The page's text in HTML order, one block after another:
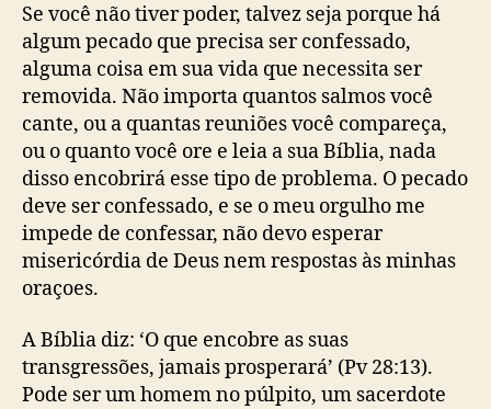
Se você não tiver poder, talvez seja porque há
algum pecado que precisa ser confessado,
alguma coisa em sua vida que necessita ser
removida. Não importa quantos salmos você
cante, ou a quantas reuniões você compareça,
ou o quanto você ore e leia a sua Bíblia, nada
disso encobrirá esse tipo de problema. O pecado
deve ser confessado, e se o meu orgulho me
impede de confessar, não devo esperar
misericórdia de Deus nem respostas às minhas
oraçoes.
A Bíblia diz: ‘O que encobre as suas
transgressões, jamais prosperará’ (Pv 28:13).
Pode ser um homem no púlpito, um sacerdote